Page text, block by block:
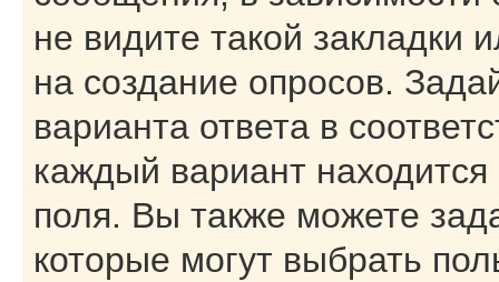
не видите такой
на создание опросов.
варианта ответа в
каждый вариант находится
поля. Вы также можете
которые могут выбрать